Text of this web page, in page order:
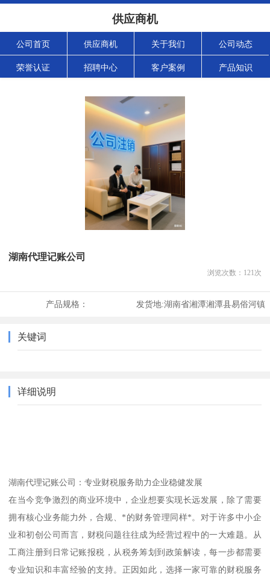
供应商机
公司首页 供应商机 关于我们 公司动态
荣誉认证 招聘中心 客户案例 产品知识
湖南代理记账公司
浏览次数： 121次
产品规格： 发货地:湖南省湘潭湘潭县易俗河镇
关键词
详细说明
湖南代理记账公司：专业财税服务助力企业稳健发展
在当今竞争激烈的商业环境中，企业想要实现长远发展，除了需要
拥有核心业务能力外，合规、*的财务管理同样*。对于许多中小企
业和初创公司而言，财税问题往往成为经营过程中的一大难题。从
工商注册到日常记账报税，从税务筹划到政策解读，每一步都需要
专业知识和丰富经验的支持。正因如此，选择一家可靠的财税服务